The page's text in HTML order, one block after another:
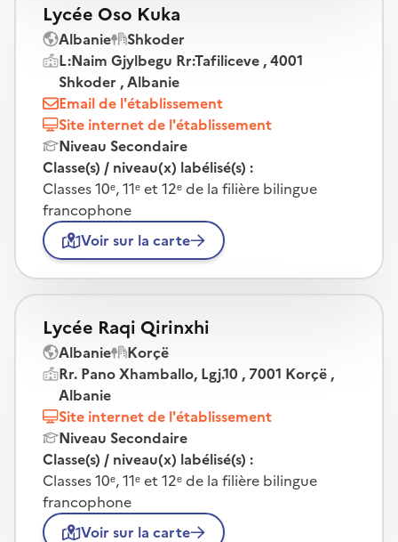
Lycée Oso Kuka
Albanie
Shkoder
L:Naim Gjylbegu Rr:Tafiliceve , 4001
Shkoder , Albanie
Email de l'établissement
Site internet de l'établissement
Niveau Secondaire
Classe(s) / niveau(x) labélisé(s) :
Classes 10ᵉ, 11ᵉ et 12ᵉ de la filière bilingue
francophone
Voir sur la carte
Lycée Raqi Qirinxhi
Albanie
Korçë
Rr. Pano Xhamballo, Lgj.10 , 7001 Korçë ,
Albanie
Site internet de l'établissement
Niveau Secondaire
Classe(s) / niveau(x) labélisé(s) :
Classes 10ᵉ, 11ᵉ et 12ᵉ de la filière bilingue
francophone
Voir sur la carte